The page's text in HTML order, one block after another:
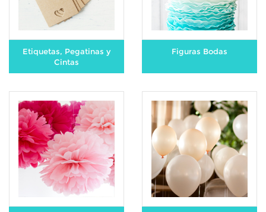
Etiquetas, Pegatinas y
Cintas
Figuras Bodas